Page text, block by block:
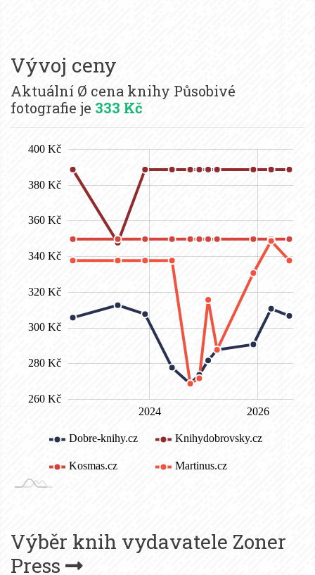
Vývoj ceny
Aktuální Ø cena knihy Působivé
fotografie je 333 Kč
Výběr knih vydavatele Zoner
Press